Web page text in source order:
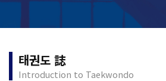
태권도 誌
Introduction to Taekwondo